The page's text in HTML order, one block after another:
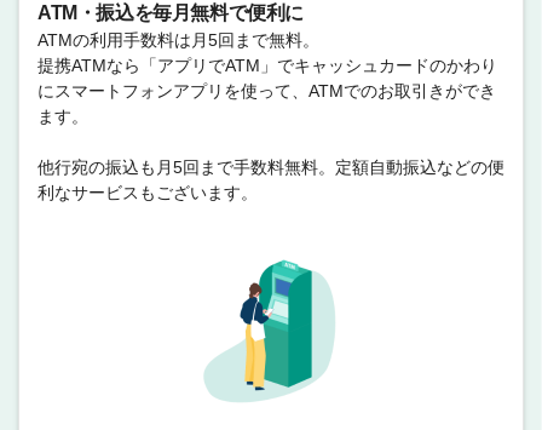
ATM・振込を毎月無料で便利に
ATMの利用手数料は月5回まで無料。
提携ATMなら「アプリでATM」でキャッシュカードのかわり
にスマートフォンアプリを使って、ATMでのお取引きができ
ます。
他行宛の振込も月5回まで手数料無料。定額自動振込などの便
利なサービスもございます。